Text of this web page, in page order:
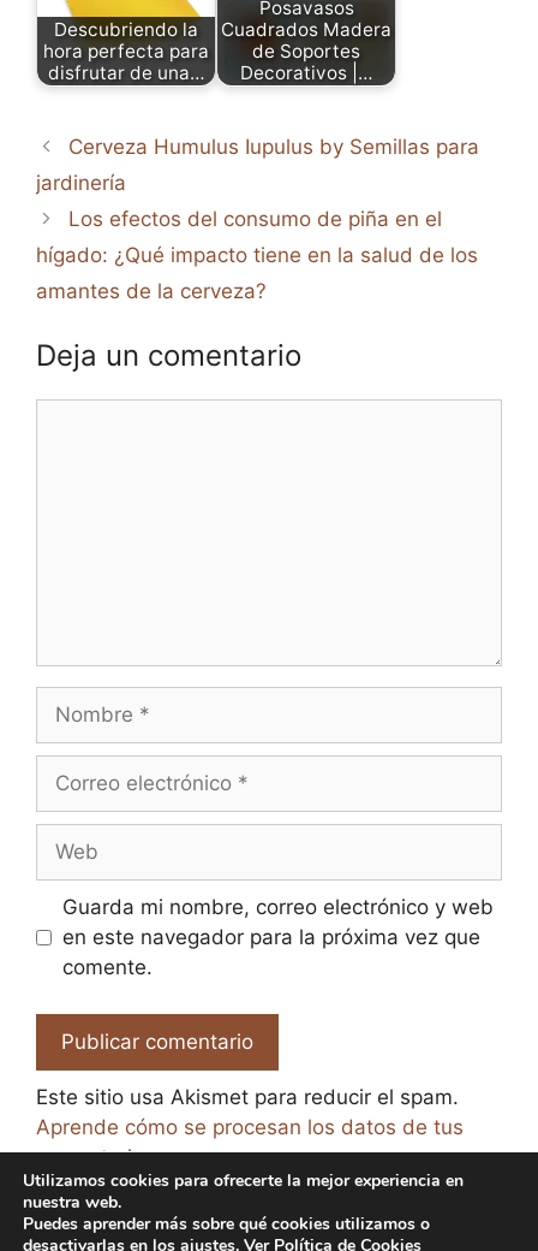
Descubriendo la
hora perfecta para
disfrutar de una…
Posavasos
Cuadrados Madera
de Soportes
Decorativos |…
Cerveza Humulus Iupulus by Semillas para
jardinería
Los efectos del consumo de piña en el
hígado: ¿Qué impacto tiene en la salud de los
amantes de la cerveza?
Deja un comentario
Nombre
Correo
Web
Guarda mi nombre, correo electrónico y web
en este navegador para la próxima vez que
comente.
Este sitio usa Akismet para reducir el spam.
Aprende cómo se procesan los datos de tus
comentarios.
Utilizamos cookies para ofrecerte la mejor experiencia en
nuestra web.
Puedes aprender más sobre qué cookies utilizamos o
desactivarlas en los ajustes. Ver Política de Cookies